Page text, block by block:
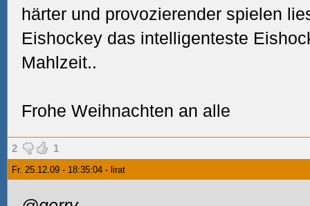
härter und provozierender spielen
Eishockey das intelligenteste
Mahlzeit..
Frohe Weihnachten an alle
2 1
Fr. 25.12.09 - 18:35:04 - lirat